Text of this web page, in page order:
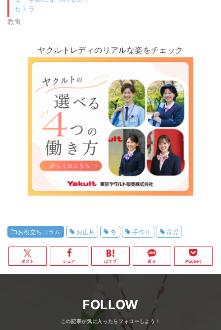
セトラ
教育
ヤクルトレディのリアルな姿をチェック
お役立ちコラム お正月 冬 手作り 育児
ポスト シェア はてブ 送る Pocket
FOLLOW